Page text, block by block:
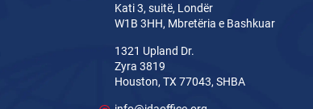
Kati 3, suitë, Londër
W1B 3HH, Mbretëria e Bashkuar
1321 Upland Dr.
Zyra 3819
Houston, TX 77043, SHBA